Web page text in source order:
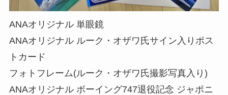
ANAオリジナル 単眼鏡
ANAオリジナル ルーク・オザワ氏サイン入りポス
トカード
フォトフレーム(ルーク・オザワ氏撮影写真入り)
ANAオリジナル ボーイング747退役記念 ジャポニ